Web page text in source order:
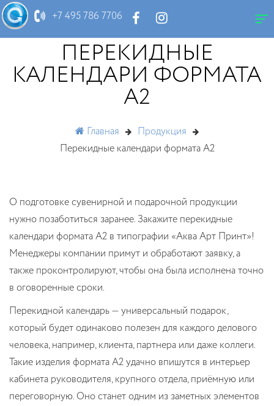
+7 495 786 7706
ПЕРЕКИДНЫЕ
КАЛЕНДАРИ ФОРМАТА
А2
Главная
Продукция
Перекидные календари формата А2
О подготовке сувенирной и подарочной продукции
нужно позаботиться заранее. Закажите перекидные
календари формата А2 в типографии «Аква Арт Принт»!
Менеджеры компании примут и обработают заявку, а
также проконтролируют, чтобы она была исполнена точно
в оговоренные сроки.
Перекидной календарь — универсальный подарок,
который будет одинаково полезен для каждого делового
человека, например, клиента, партнера или даже коллеги.
Такие изделия формата А2 удачно впишутся в интерьер
кабинета руководителя, крупного отдела, приёмную или
переговорную. Оно станет одним из заметных элементов